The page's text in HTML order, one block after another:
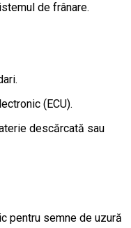
de frânare.
(ECU).
descărcată sau
pentru semne de uzură